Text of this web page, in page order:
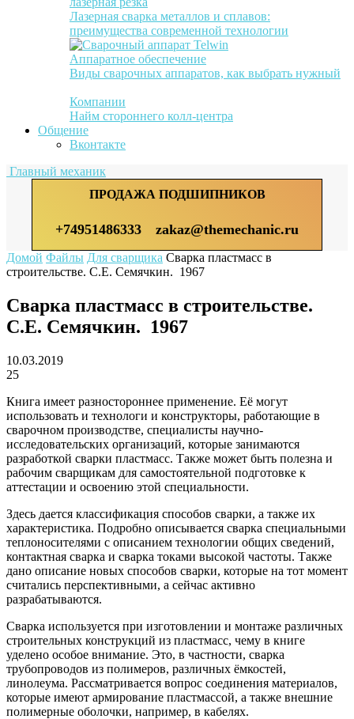
Лазерная сварка металлов и сплавов:
преимущества современной технологии
Аппаратное обеспечение
Виды сварочных аппаратов, как выбрать нужный
Компании
Найм стороннего колл-центра
Общение
Вконтакте
Главный механик
ПРОДАЖА ПОДШИПНИКОВ
+74951486333 zakaz@themechanic.ru
Домой Файлы Для сварщика Сварка пластмасс в
строительстве. С.Е. Семячкин. 1967
Сварка пластмасс в строительстве.
С.Е. Семячкин. 1967
10.03.2019
25
Книга имеет разностороннее применение. Её могут
использовать и технологи и конструкторы, работающие в
сварочном производстве, специалисты научно-
исследовательских организаций, которые занимаются
разработкой сварки пластмасс. Также может быть полезна и
рабочим сварщикам для самостоятельной подготовке к
аттестации и освоению этой специальности.
Здесь дается классификация способов сварки, а также их
характеристика. Подробно описывается сварка специальными
теплоносителями с описанием технологии общих сведений,
контактная сварка и сварка токами высокой частоты. Также
дано описание новых способов сварки, которые на тот момент
считались перспективными, а сейчас активно
разрабатываются.
Сварка используется при изготовлении и монтаже различных
строительных конструкций из пластмасс, чему в книге
уделено особое внимание. Это, в частности, сварка
трубопроводов из полимеров, различных ёмкостей,
линолеума. Рассматривается вопрос соединения материалов,
которые имеют армирование пластмассой, а также внешние
полимерные оболочки, например, в кабелях.